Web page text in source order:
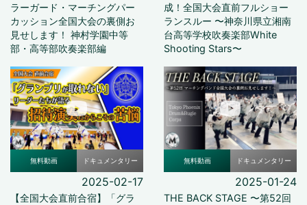
ラーガード・マーチングパー
カッション全国大会の裏側お
見せします！ 神村学園中等
部・高等部吹奏楽部編
成！全国大会直前フルショー
ランスルー 〜神奈川県立湘南
台高等学校吹奏楽部White
Shooting Stars〜
無料動画 ドキュメンタリー
2025-02-17
【全国大会直前合宿】「グラ
無料動画 ドキュメンタリー
2025-01-24
THE BACK STAGE 〜第52回